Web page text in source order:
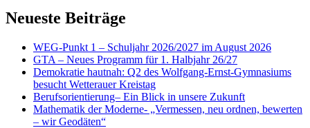
Neueste Beiträge
WEG-Punkt 1 – Schuljahr 2026/2027 im August 2026
GTA – Neues Programm für 1. Halbjahr 26/27
Demokratie hautnah: Q2 des Wolfgang-Ernst-Gymnasiums
besucht Wetterauer Kreistag
Berufsorientierung– Ein Blick in unsere Zukunft
Mathematik der Moderne- „Vermessen, neu ordnen, bewerten
– wir Geodäten“